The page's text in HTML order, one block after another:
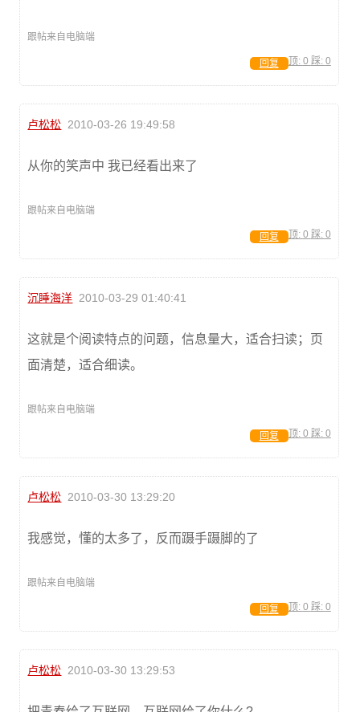
跟帖来自电脑端
顶: 0 踩: 0
回复
卢松松 2010-03-26 19:49:58
从你的笑声中 我已经看出来了
跟帖来自电脑端
顶: 0 踩: 0
回复
沉睡海洋 2010-03-29 01:40:41
这就是个阅读特点的问题，信息量大，适合扫读；页
面清楚，适合细读。
跟帖来自电脑端
顶: 0 踩: 0
回复
卢松松 2010-03-30 13:29:20
我感觉，懂的太多了，反而蹑手蹑脚的了
跟帖来自电脑端
顶: 0 踩: 0
回复
卢松松 2010-03-30 13:29:53